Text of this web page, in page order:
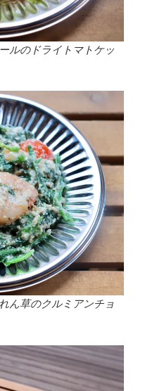
ルのドライトマトケッ
ん草のクルミアンチョ